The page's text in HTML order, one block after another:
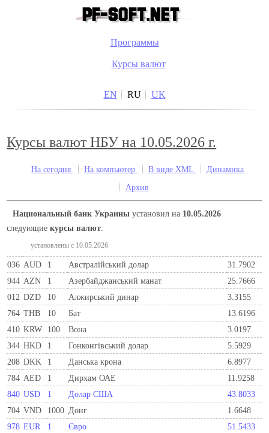
Программы
Курсы валют
EN RU UK
Курсы валют НБУ на 10.05.2026 г.
На сегодня На компьютер В виде XML
Динамика
Архив
Национальный банк Украины установил на 10.05.2026
следующиекурсы валют:
установлены c 10.05.2026
036 AUD 1 Австралійський долар
31.7902
944 AZN 1 Азербайджанський манат
25.7666
012 DZD 10 Алжирський динар
3.3155
764 THB 10 Бат
13.6196
410 KRW 100 Вона
3.0197
344 HKD 1 Гонконгівський долар
5.5929
208 DKK 1 Данська крона
6.8977
784 AED 1 Дирхам ОАЕ
11.9258
840 USD 1 Долар США
43.8033
704 VND 1000 Донг
1.6648
978 EUR 1 Євро
51.5433